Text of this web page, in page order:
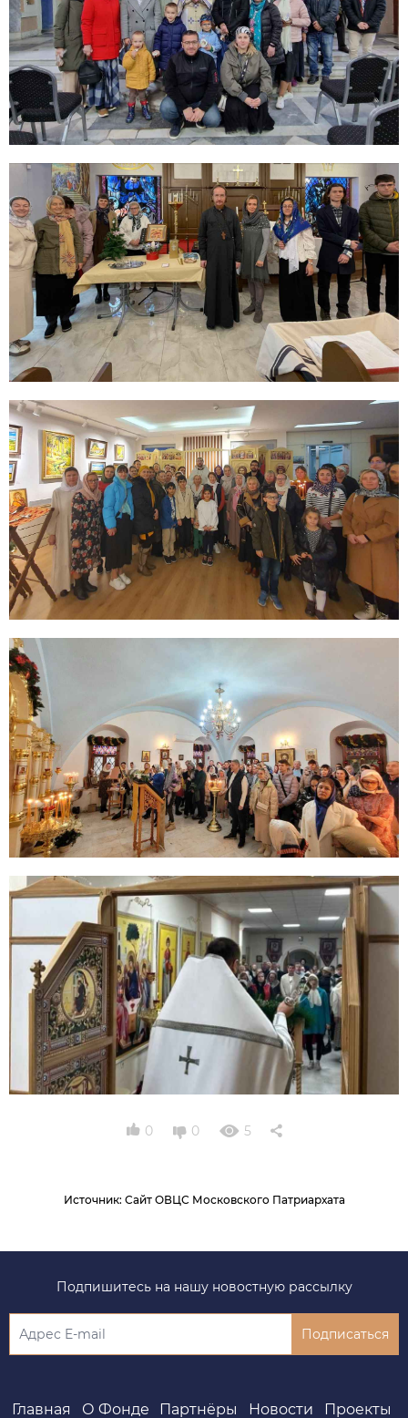
0 0 5
Источник: Сайт ОВЦС Московского Патриархата
Подпишитесь на нашу новостную рассылку
Подписаться
Главная О Фонде Партнёры Новости Проекты